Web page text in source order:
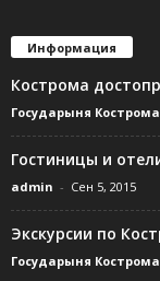
Информация
Кострома
Государыня Кострома
Гостиницы и
admin - Сен 5, 2015
Экскурсии по
Государыня Кострома